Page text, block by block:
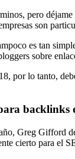
pero
son
es tan
sobre
por lo tanto,
backlinks
Greg Gifford
cierto para el